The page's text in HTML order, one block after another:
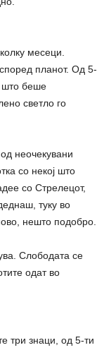
месеци.
планот. Од 5-
што беше
светло го
неочекувани
со некој што
со Стрелецот,
туку во
нешто подобро.
Слободата се
одат во
три знаци, од 5-ти